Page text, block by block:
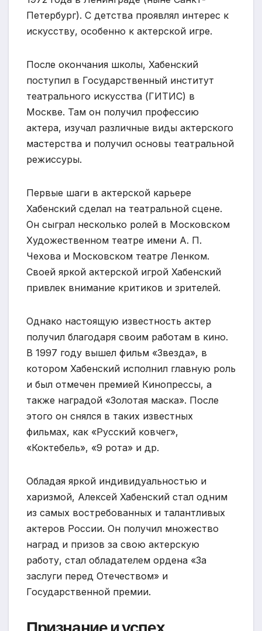
Петербург). С детства проявлял интерес к
искусству, особенно к актерской игре.
После окончания школы, Хабенский
поступил в Государственный институт
театрального искусства (ГИТИС) в
Москве. Там он получил профессию
актера, изучал различные виды актерского
мастерства и получил основы театральной
режиссуры.
Первые шаги в актерской карьере
Хабенский сделал на театральной сцене.
Он сыграл несколько ролей в Московском
Художественном театре имени А. П.
Чехова и Московском театре Ленком.
Своей яркой актерской игрой Хабенский
привлек внимание критиков и зрителей.
Однако настоящую известность актер
получил благодаря своим работам в кино.
В 1997 году вышел фильм «Звезда», в
котором Хабенский исполнил главную роль
и был отмечен премией Кинопрессы, а
также наградой «Золотая маска». После
этого он снялся в таких известных
фильмах, как «Русский ковчег»,
«Коктебель», «9 рота» и др.
Обладая яркой индивидуальностью и
харизмой, Алексей Хабенский стал одним
из самых востребованных и талантливых
актеров России. Он получил множество
наград и призов за свою актерскую
работу, стал обладателем ордена «За
заслуги перед Отечеством» и
Государственной премии.